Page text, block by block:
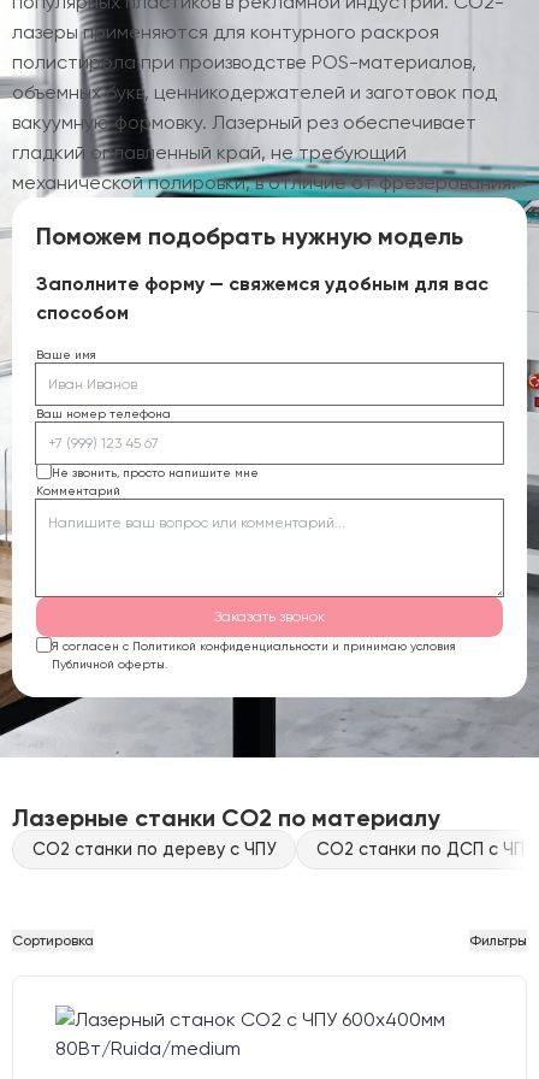
лазеры применяются для контурного раскроя
полистирола при производстве POS-материалов,
объемных букв, ценникодержателей и заготовок под
вакуумную формовку. Лазерный рез обеспечивает
гладкий оплавленный край, не требующий
механической полировки, в отличие от фрезерования.
Поможем подобрать нужную модель
Заполните форму — свяжемся удобным для вас
способом
Ваше имя
Ваш номер телефона
Не звонить, просто напишите мне
Комментарий
Заказать звонок
Я согласен с Политикой конфиденциальности и принимаю условия
Публичной оферты.
Лазерные станки CO2 по материалу
CO2 станки по дереву с ЧПУ CO2 станки по ДСП с ЧПУ
Сортировка Фильтры